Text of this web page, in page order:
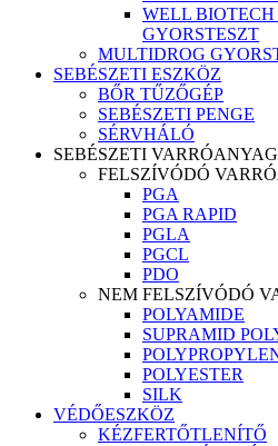
WELL
GYORSTESZT
MULTIDROG
SEBÉSZETI ESZKÖZ
BŐR TŰZŐGÉP
SEBÉSZETI PENGE
SÉRVHÁLÓ
SEBÉSZETI VARRÓANYAG
FELSZÍVÓDÓ
PGA
PGA RAPID
PGLA
PGCL
PDO
NEM FELSZÍVÓDÓ
POLYAMIDE
SUPRAMID
POLYESTER
SILK
VÉDŐESZKÖZ
KÉZFERTŐTLENÍTŐ